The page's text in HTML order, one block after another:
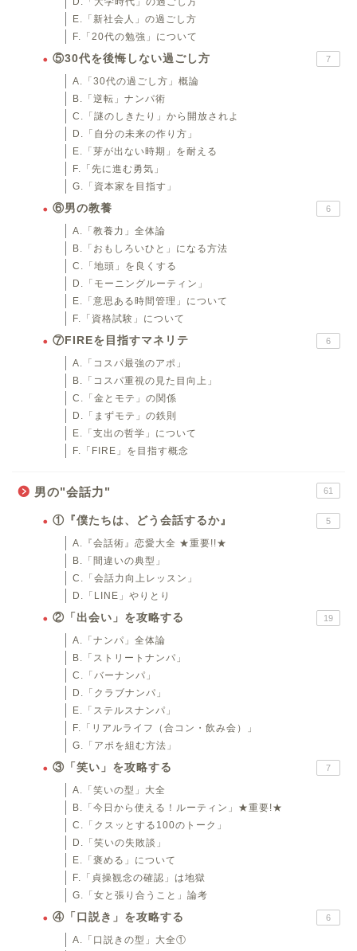
E.「新社会人」の過ごし方
F.「20代の勉強」について
⑤30代を後悔しない過ごし方 7
A.「30代の過ごし方」概論
B.「逆転」ナンパ術
C.「謎のしきたり」から開放されよ
D.「自分の未来の作り方」
E.「芽が出ない時期」を耐える
F.「先に進む勇気」
G.「資本家を目指す」
⑥男の教養 6
A.「教養力」全体論
B.「おもしろいひと」になる方法
C.「地頭」を良くする
D.「モーニングルーティン」
E.「意思ある時間管理」について
F.「資格試験」について
⑦FIREを目指すマネリテ 6
A.「コスパ最強のアポ」
B.「コスパ重視の見た目向上」
C.「金とモテ」の関係
D.「まずモテ」の鉄則
E.「支出の哲学」について
F.「FIRE」を目指す概念
男の"会話力" 61
①『僕たちは、どう会話するか』 5
A.『会話術』恋愛大全 ★重要!!★
B.「間違いの典型」
C.「会話力向上レッスン」
D.「LINE」やりとり
②「出会い」を攻略する 19
A.「ナンパ」全体論
B.「ストリートナンパ」
C.「バーナンパ」
D.「クラブナンパ」
E.「ステルスナンパ」
F.「リアルライフ（合コン・飲み会）」
G.「アポを組む方法」
③「笑い」を攻略する 7
A.「笑いの型」大全
B.「今日から使える！ルーティン」★重要!★
C.「クスッとする100のトーク」
D.「笑いの失敗談」
E.「褒める」について
F.「貞操観念の確認」は地獄
G.「女と張り合うこと」論考
④「口説き」を攻略する 6
A.「口説きの型」大全①